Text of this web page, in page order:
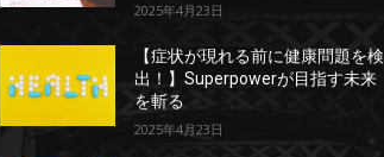
2025年4月23日
【症状が現れる前に健康問題を検
出！】Superpowerが目指す未来
を斬る
2025年4月23日